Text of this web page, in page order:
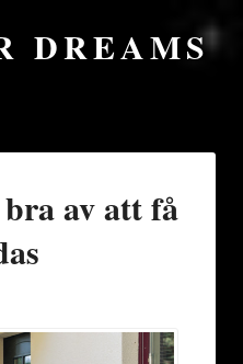
DREAMS
av att få